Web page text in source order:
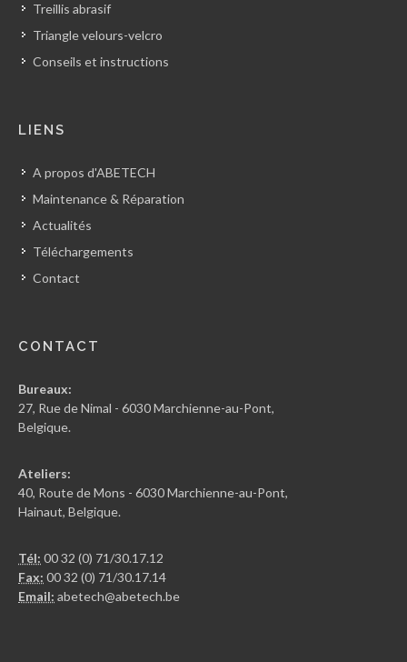
Treillis abrasif
Triangle velours-velcro
Conseils et instructions
LIENS
A propos d'ABETECH
Maintenance & Réparation
Actualités
Téléchargements
Contact
CONTACT
Bureaux:
27, Rue de Nimal - 6030 Marchienne-au-Pont,
Belgique.
Ateliers:
40, Route de Mons - 6030 Marchienne-au-Pont,
Hainaut, Belgique.
Tél: 00 32 (0) 71/30.17.12
Fax: 00 32 (0) 71/30.17.14
Email: abetech@abetech.be